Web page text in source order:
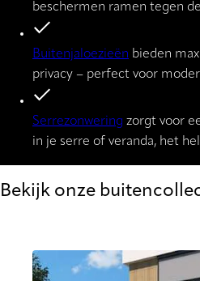
beschermen ramen tegen
Buitenjaloezieën bieden
privacy – perfect voor
Serrezonwering zorgt voor
in je serre of veranda, het
Bekijk onze